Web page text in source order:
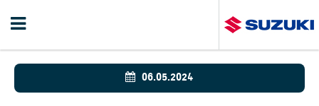
06.05.2024